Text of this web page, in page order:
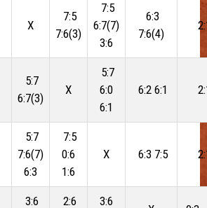
X
7:5
7:6(3)
7:5
6:7(7)
3:6
6:3
7:6(4)
5:7
6:7(3)
X
5:7
6:0
6:1
6:2 6:1
5:7
7:6(7)
6:3
7:5
0:6
1:6
X 6:3 7:5
3:6
2:6
3:6